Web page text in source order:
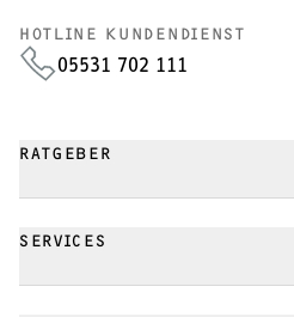
HOTLINE KUNDENDIENST
05531 702 111
RATGEBER
SERVICES